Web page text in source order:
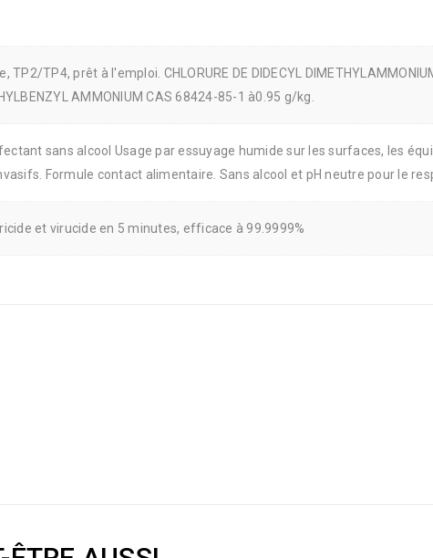
TP2/TP4, prêt à l'emploi. CHLORURE DE DIDECYL
AMMONIUM CAS 68424-85-1 à0.95 g/kg.
sans alcool Usage par essuyage humide sur les surfaces, les
Formule contact alimentaire. Sans alcool et pH neutre pour le
et virucide en 5 minutes, efficace à 99.9999%